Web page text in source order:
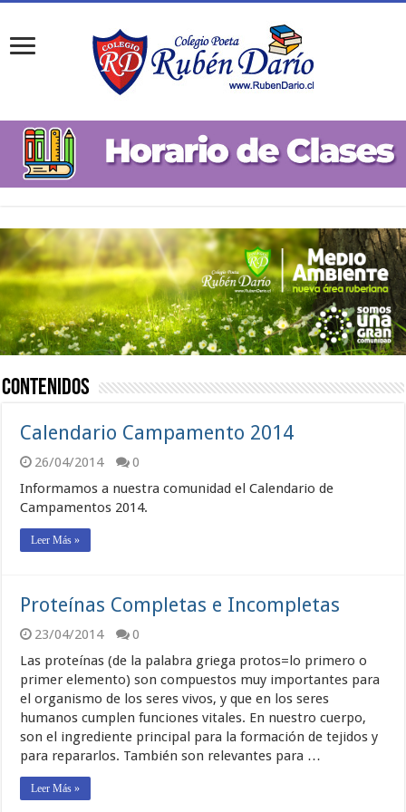
Contenidos
Calendario Campamento 2014
26/04/2014
0
Informamos a nuestra comunidad el Calendario de
Campamentos 2014.
Leer Más »
Proteínas Completas e Incompletas
23/04/2014
0
Las proteínas (de la palabra griega protos=lo primero o
primer elemento) son compuestos muy importantes para
el organismo de los seres vivos, y que en los seres
humanos cumplen funciones vitales. En nuestro cuerpo,
son el ingrediente principal para la formación de tejidos y
para repararlos. También son relevantes para …
Leer Más »